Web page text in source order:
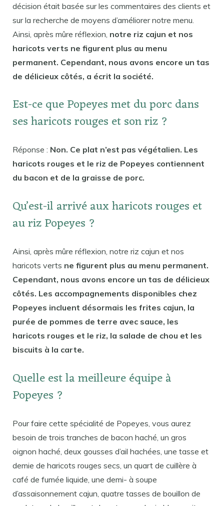
décision était basée sur les commentaires des clients et
sur la recherche de moyens d’améliorer notre menu.
Ainsi, après mûre réflexion, notre riz cajun et nos
haricots verts ne figurent plus au menu
permanent. Cependant, nous avons encore un tas
de délicieux côtés, a écrit la société.
Est-ce que Popeyes met du porc dans
ses haricots rouges et son riz ?
Réponse : Non. Ce plat n’est pas végétalien. Les
haricots rouges et le riz de Popeyes contiennent
du bacon et de la graisse de porc.
Qu’est-il arrivé aux haricots rouges et
au riz Popeyes ?
Ainsi, après mûre réflexion, notre riz cajun et nos
haricots verts ne figurent plus au menu permanent.
Cependant, nous avons encore un tas de délicieux
côtés. Les accompagnements disponibles chez
Popeyes incluent désormais les frites cajun, la
purée de pommes de terre avec sauce, les
haricots rouges et le riz, la salade de chou et les
biscuits à la carte.
Quelle est la meilleure équipe à
Popeyes ?
Pour faire cette spécialité de Popeyes, vous aurez
besoin de trois tranches de bacon haché, un gros
oignon haché, deux gousses d’ail hachées, une tasse et
demie de haricots rouges secs, un quart de cuillère à
café de fumée liquide, une demi- à soupe
d’assaisonnement cajun, quatre tasses de bouillon de